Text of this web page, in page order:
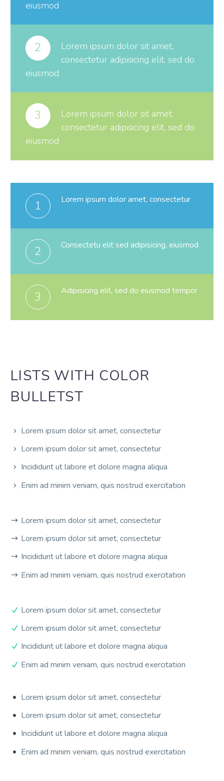
eiusmod
2
Lorem ipsum dolor sit amet,
consectetur adipisicing elit, sed do
eiusmod
3
Lorem ipsum dolor sit amet,
consectetur adipisicing elit, sed do
eiusmod
1 Lorem ipsum dolor amet, consectetur
2 Consectetu elit sed adipisicing, eiusmod
3 Adipisicing elit, sed do eiusmod tempor
LISTS WITH COLOR
BULLETST
Lorem ipsum dolor sit amet, consectetur
Lorem ipsum dolor sit amet, consectetur
Incididunt ut labore et dolore magna aliqua
Enim ad minim veniam, quis nostrud exercitation
Lorem ipsum dolor sit amet, consectetur
Lorem ipsum dolor sit amet, consectetur
Incididunt ut labore et dolore magna aliqua
Enim ad minim veniam, quis nostrud exercitation
Lorem ipsum dolor sit amet, consectetur
Lorem ipsum dolor sit amet, consectetur
Incididunt ut labore et dolore magna aliqua
Enim ad minim veniam, quis nostrud exercitation
Lorem ipsum dolor sit amet, consectetur
Lorem ipsum dolor sit amet, consectetur
Incididunt ut labore et dolore magna aliqua
Enim ad minim veniam, quis nostrud exercitation